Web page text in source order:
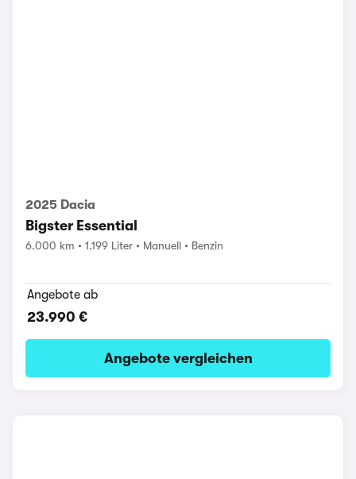
2025 Dacia
Bigster Essential
6.000 km 1.199 Liter Manuell Benzin
Angebote ab
23.990 €
Angebote vergleichen